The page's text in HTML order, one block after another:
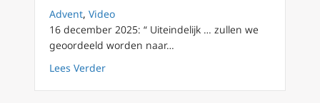
Advent, Video
16 december 2025: “ Uiteindelijk … zullen we
geoordeeld worden naar…
Lees Verderabout Dag 17 van de Advent: echtheid,